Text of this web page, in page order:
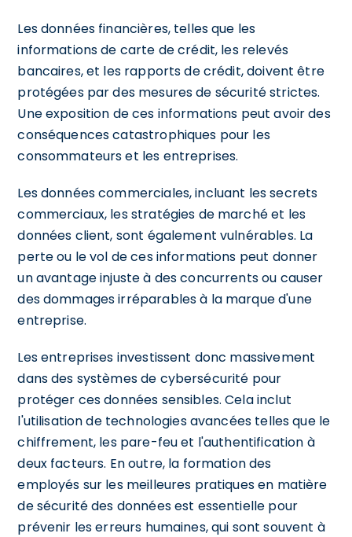
Les données financières, telles que les
informations de carte de crédit, les relevés
bancaires, et les rapports de crédit, doivent être
protégées par des mesures de sécurité strictes.
Une exposition de ces informations peut avoir des
conséquences catastrophiques pour les
consommateurs et les entreprises.
Les données commerciales, incluant les secrets
commerciaux, les stratégies de marché et les
données client, sont également vulnérables. La
perte ou le vol de ces informations peut donner
un avantage injuste à des concurrents ou causer
des dommages irréparables à la marque d'une
entreprise.
Les entreprises investissent donc massivement
dans des systèmes de cybersécurité pour
protéger ces données sensibles. Cela inclut
l'utilisation de technologies avancées telles que le
chiffrement, les pare-feu et l'authentification à
deux facteurs. En outre, la formation des
employés sur les meilleures pratiques en matière
de sécurité des données est essentielle pour
prévenir les erreurs humaines, qui sont souvent à